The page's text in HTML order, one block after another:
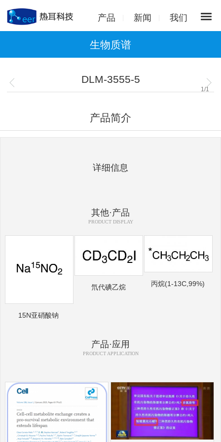
产品 新闻 我们
生物质谱
DLM-3555-5
1 /1
产品简介
详细信息
其他·产品
PRODUCT DISPLAY
15N亚硝酸钠
氘代碘乙烷 丙烷(1-13C,99%)
产品·应用
PRODUCT APPLICATION